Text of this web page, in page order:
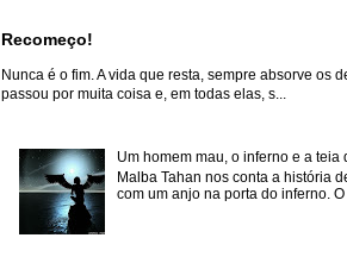
Recomeço!
Nunca é o fim. A vida que resta, sempre absorve os
passou por muita coisa e, em todas elas, s...
Um homem mau, o inferno e a teia
Malba Tahan nos conta a história
com um anjo na porta do inferno.